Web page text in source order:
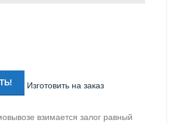
Изготовить на заказ
взимается залог равный